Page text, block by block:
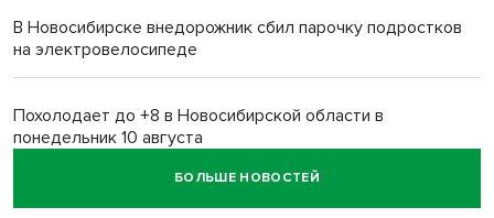
В Новосибирске внедорожник сбил парочку подростков
на электровелосипеде
Похолодает до +8 в Новосибирской области в
понедельник 10 августа
Высокая пожароопасность IV класса на 4 дня объявлена в
БОЛЬШЕ НОВОСТЕЙ